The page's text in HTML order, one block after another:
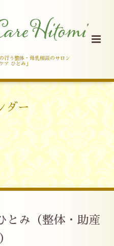
行う整体・母乳相談のサロン
ア ひとみ」
ダー
み（整体・助産